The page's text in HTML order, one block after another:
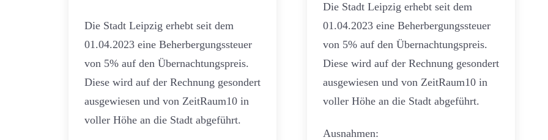
Die Stadt Leipzig erhebt seit dem
01.04.2023 eine Beherbergungssteuer
von 5% auf den Übernachtungspreis.
Diese wird auf der Rechnung gesondert
ausgewiesen und von ZeitRaum10 in
voller Höhe an die Stadt abgeführt.
Die Stadt Leipzig erhebt seit dem
01.04.2023 eine Beherbergungssteuer
von 5% auf den Übernachtungspreis.
Diese wird auf der Rechnung gesondert
ausgewiesen und von ZeitRaum10 in
voller Höhe an die Stadt abgeführt.
Ausnahmen: